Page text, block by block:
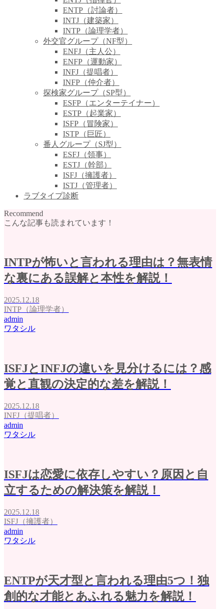
ENTP（討論者）
INTJ（建築家）
INTP（論理学者）
外交官グループ（NF型）
ENFJ（主人公）
ENFP（運動家）
INFJ（提唱者）
INFP（仲介者）
探検家グループ（SP型）
ESFP（エンターテイナー）
ESTP（起業家）
ISFP（冒険家）
ISTP（巨匠）
番人グループ（SJ型）
ESFJ（領事）
ESTJ（幹部）
ISFJ（擁護者）
ISTJ（管理者）
ラブタイプ診断
Recommend
こんな記事も読まれています！
INTPが怖いと言われる理由は？無表情
な裏にある誤解と本性を解説！
2025.12.18
INTP（論理学者）
admin
ワタシル
ISFJとINFJの違いを見分けるには？感
覚と直観の決定的な差を解説！
2025.12.18
INFJ（提唱者）
admin
ワタシル
ISFJは恋愛に依存しやすい？原因と自
立するための解決策を解説！
2025.12.18
ISFJ（擁護者）
admin
ワタシル
ENTPが天才型と言われる理由5つ！独
創的な才能とあふれる魅力を解説！